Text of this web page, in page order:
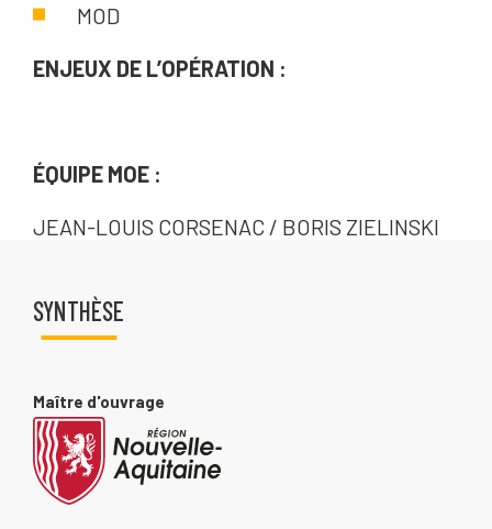
MOD
ENJEUX DE L’OPÉRATION :
ÉQUIPE MOE :
JEAN-LOUIS CORSENAC / BORIS ZIELINSKI
SYNTHÈSE
Maître d'ouvrage